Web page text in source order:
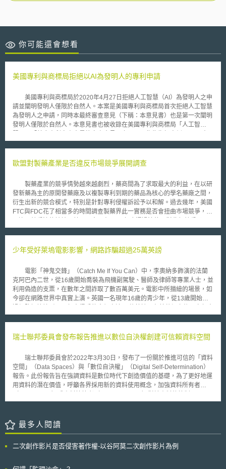
你可能還會想看
美國專利與商標局拒絕以AI為發明人的專利申請
美國專利與商標局於2020年4月27日拒絕人工智慧（AI）為發明人之申
請並闡明發明人僅限於自然人。本案是美國專利與商標局首次拒絕人工智慧
為發明人之申請，同時本最終審查意見（下稱：本意見書）也是第一次闡明
發明人僅限於自然人。本意見書也被收錄在美國專利與商標局「人工智
意見書是在回應2020年1月20日專利申請申復案（Petition）之審查意見。
以括號註明「由人工智慧自行產生的發明」。本案法定代理人及申請人均為
且「有創意的機器」。美國專利與商標局表示，綜觀美國專利法的用詞
（如：Whoever）及立法脈絡，均可得知發明人指的是自然人。具體而言，
發明人必須是貢獻發明概念（Conception）的人，專利審查程序手冊
（MPEP）定義「發明概念」是一個將發明人「創造行為之心智的完整呈
現」（the complete performance of the mental part of the inventive
人。本審查意見又援引Beech Aircraft Corp. v. EDO Corp.判決，指出「發明
「DABUS（由人工智慧自行產生的發明）」並不符合美國專利法第115條
年8月8日被美國專利與商標局以「申請文件欠缺，不符合發明人與其繼受人
之規範」（35 U.S. Code § 115和37 CFR 1.64）拒絕受理。幾番修正往返
後，美國專利與商標局於2019年12月17日仍以「申請文件欠缺」不予受
理，Stephan L. Thaler續行申復。美國專利與商標局於2020年4月27日做出
本意見書。同一由DABUS創造的發明，但由Ryan Abbott作為申請人的案
件，已被歐洲專利局和英國智慧財產局於2019年12月以雷同的理由拒絕。
目前美國專利與商標局、歐洲專利局、英國智慧財產局面對人工智慧為發明
人之專利申請，立場都是發明人僅限自然人。
歐盟對製藥產業是否違反市場競爭展開調查
製藥產業的競爭情勢越來越劇烈，藥商間為了求取最大的利益，在以研
發新藥為主的原開發藥廠及以複製專利到期的藥品為核心的學名藥廠之間，
衍生出新的競合模式，特別是針對專利侵權訴訟予以和解。過去幾年，美國
FTC與FDC花了相當多的時間調查製藥界此一實務是否會扭曲市場競爭，因
規範。繼美國之後，歐盟也在2008年1月中，就有關原開發藥廠與學名藥間
內的專利訴訟和解協議展開調查。 歐盟此次調查最主要的目的是為了
藥廠對於專利的取得與執行法律保護，是為了要保護創新發明，還是為了阻
擋或限制創新藥以及（或）學名藥競爭的目的；（2）藥商之間訴訟纏訟的
情形如何；（3）關於專利訴訟和解協議的簽署情形。雖然歐盟此項調查並
不一定意味其即可找出原開發藥廠與學名藥廠違反競爭的證據，但歐盟此次
的調查舉動或許意味，歐盟已從美國經驗中開始懷疑製藥產業內原開發藥廠
少年受好萊塢電影影響，網路詐騙超過25萬英謗
電影「神鬼交鋒」（Catch Me If You Can）中，李奧納多飾演的法蘭
克阿巴內二世，從16歲開始喬裝為飛機副駕駛、醫師及律師等專業人士，並
利用偽造的支票，在數年之間詐取了數百萬美元。電影中所描繪的場景，如
今卻在網路世界中真實上演。英國一名現年16歲的青少年，從13歲開始透
示之所以從事詐騙，正是受到好萊塢電影的影響。 住在英國的16歲少
販售遠低於市場行情甚多的電漿電視。由於網友訂單踴躍，少年還進一步在
到訂購的電漿電視，少年除一聲不響地捲走了全部的貨款外，還積欠了所有
的辦公室租金及員工薪水。 在食髓知味之下，少年緊接著承租第二間
辦公室欲再次如法泡製，但在得手後溜之大吉前為房東報警查獲，不可思議
的是少年獲得交保後隨即於網路上開設另一家虛擬文具行繼續詐騙，直到最
近終於為警方逮捕。總計少年在這些年來詐騙所得超過25萬英鎊，遭其詐騙
瑞士聯邦委員會發布報告推進以數位自決權創建可信賴資料空間
瑞士聯邦委員會於2022年3月30日，發布了一份關於推進可信的「資料
空間」（Data Spaces）與「數位自決權」（Digital Self-Determination）
報告。此份報告旨在強調資料是數位時代下創造價值的基礎，為了更好地運
用資料的潛在價值，呼籲各界採用新的資料使用概念，加強資料所有者
「數位自決權」為核心，透過科學技術與法律制度，進一步為實踐「資料共
的「資料空間」。 值得注意的是，透過該報告，聯邦委員會指示聯邦
外交部（FDFA）與聯邦環境、運輸、能源和通訊部（DETEC）實施多項措
資料空間操作之自願行為準則。 此外，該報告列舉出當下對於充分發
自身目的而使用。 私人和公共服務的提供者在資料的使用上存在多種障
最多人閱讀
二次創作影片是否侵害著作權-以谷阿莫二次創作影片為例